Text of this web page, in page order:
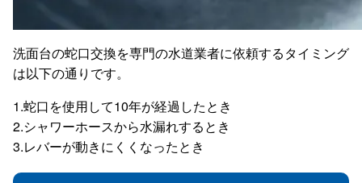
洗面台の蛇口交換を専門の水道業者に依頼するタイミング
は以下の通りです。
1.蛇口を使用して10年が経過したとき
2.シャワーホースから水漏れするとき
3.レバーが動きにくくなったとき